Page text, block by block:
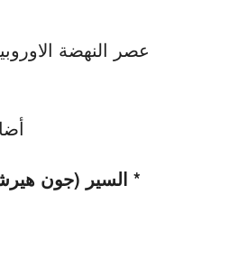
* السير (جون